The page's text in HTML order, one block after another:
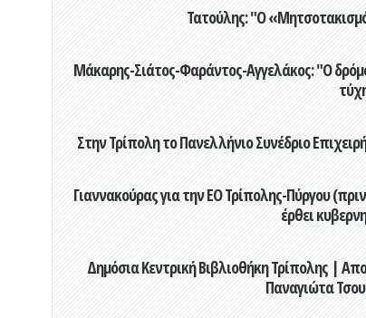
Τατούλης: "Ο
Μάκαρης-Σιάτος-Φαράντος-Αγγελάκος: "Ο
Στην Τρίπολη το Πανελλήνιο Συνέδριο
Γιαννακούρας για την EO Τρίπολης-Πύργου
έρθει
Δημόσια Κεντρική Βιβλιοθήκη Τρίπολης |
Παναγιώτα